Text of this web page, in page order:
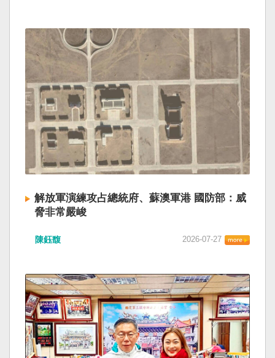
解放軍演練攻占總統府、蘇澳軍港 國防部：威
脅非常嚴峻
陳鈺馥 2026-07-27